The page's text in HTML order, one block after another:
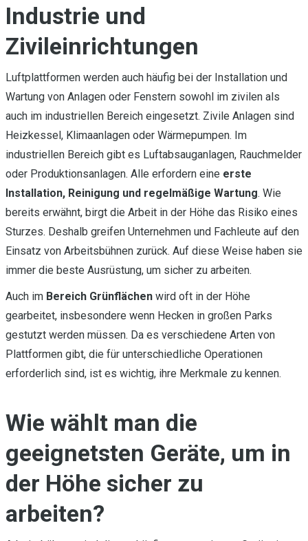
Industrie und
Zivileinrichtungen
Luftplattformen werden auch häufig bei der Installation und
Wartung von Anlagen oder Fenstern sowohl im zivilen als
auch im industriellen Bereich eingesetzt. Zivile Anlagen sind
Heizkessel, Klimaanlagen oder Wärmepumpen. Im
industriellen Bereich gibt es Luftabsauganlagen, Rauchmelder
oder Produktionsanlagen. Alle erfordern eine erste
Installation, Reinigung und regelmäßige Wartung. Wie
bereits erwähnt, birgt die Arbeit in der Höhe das Risiko eines
Sturzes. Deshalb greifen Unternehmen und Fachleute auf den
Einsatz von Arbeitsbühnen zurück. Auf diese Weise haben sie
immer die beste Ausrüstung, um sicher zu arbeiten.
Auch im Bereich Grünflächen wird oft in der Höhe
gearbeitet, insbesondere wenn Hecken in großen Parks
gestutzt werden müssen. Da es verschiedene Arten von
Plattformen gibt, die für unterschiedliche Operationen
erforderlich sind, ist es wichtig, ihre Merkmale zu kennen.
Wie wählt man die
geeignetsten Geräte, um in
der Höhe sicher zu
arbeiten?